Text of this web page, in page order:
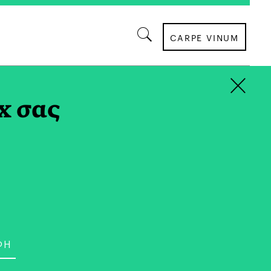
CARPE VINUM
Διαιτολογίας και Διατροφής στην
διαιτολόγος. Χορτοφάγος και
σας
×